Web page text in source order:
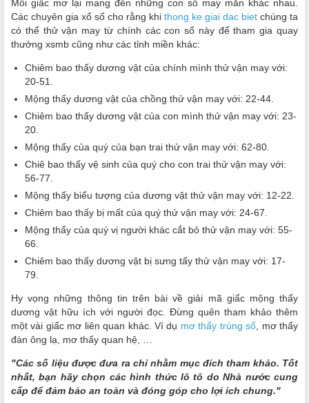
Mỗi giấc mơ lại mang đến những con số may mắn khác nhau.
Các chuyên gia xổ số cho rằng khi thong ke giai dac biet chúng ta
có thể thử vận may từ chính các con số này để tham gia quay
thưởng xsmb cũng như các tỉnh miền khác:
Chiêm bao thấy dương vật của chính mình thử vận may với:
20-51.
Mộng thấy dương vật của chồng thử vận may với: 22-44.
Chiêm bao thấy dương vật của con mình thử vận may với: 23-
20.
Mộng thấy của quý của bạn trai thử vận may với: 62-80.
Chiê bao thấy vệ sinh của quý cho con trai thử vận may với:
56-77.
Mộng thấy biểu tượng của dương vật thử vận may với: 12-22.
Chiêm bao thấy bị mất của quý thử vận may với: 24-67.
Mộng thấy của quý vị người khác cắt bỏ thử vận may với: 55-
66.
Chiêm bao thấy dương vật bị sưng tấy thử vận may với: 17-
79.
Hy vọng những thông tin trên bài về giải mã giấc mộng thấy
dương vật hữu ích với người đọc. Đừng quên tham khảo thêm
một vài giấc mơ liên quan khác. Ví dụ mơ thấy trúng số , mơ thấy
đàn ông lạ, mơ thấy quan hệ, …
"Các số liệu được đưa ra chỉ nhằm mục đích tham khảo. Tốt
nhất, bạn hãy chọn các hình thức lô tô do Nhà nước cung
cấp để đảm bảo an toàn và đóng góp cho lợi ích chung."